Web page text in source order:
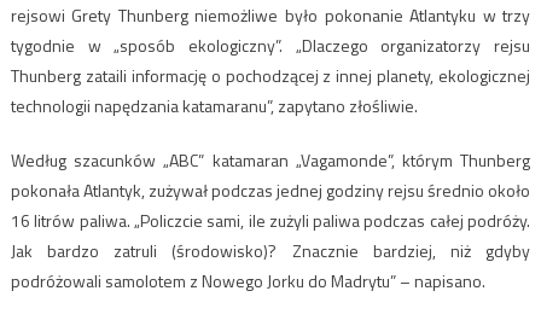
rejsowi Grety Thunberg niemożliwe było pokonanie Atlantyku w trzy
tygodnie w „sposób ekologiczny”. „Dlaczego organizatorzy rejsu
Thunberg zataili informację o pochodzącej z innej planety, ekologicznej
technologii napędzania katamaranu”, zapytano złośliwie.
Według szacunków „ABC” katamaran „Vagamonde”, którym Thunberg
pokonała Atlantyk, zużywał podczas jednej godziny rejsu średnio około
16 litrów paliwa. „Policzcie sami, ile zużyli paliwa podczas całej podróży.
Jak bardzo zatruli (środowisko)? Znacznie bardziej, niż gdyby
podróżowali samolotem z Nowego Jorku do Madrytu” – napisano.